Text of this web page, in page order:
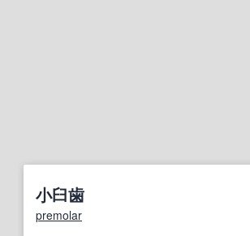
小臼歯
premolar